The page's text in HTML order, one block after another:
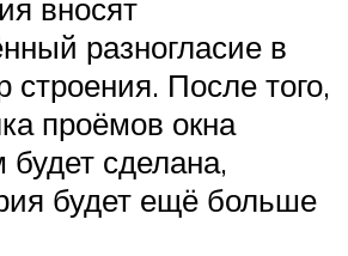
вносят
разногласие в
строения. После того,
проёмов окна
будет сделана,
будет ещё больше